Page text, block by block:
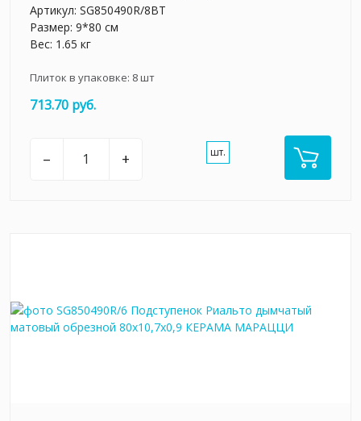
Артикул: SG850490R/8BT
Размер: 9*80 см
Вес: 1.65 кг
Плиток в упаковке: 8шт
713.70 руб.
– + шт.